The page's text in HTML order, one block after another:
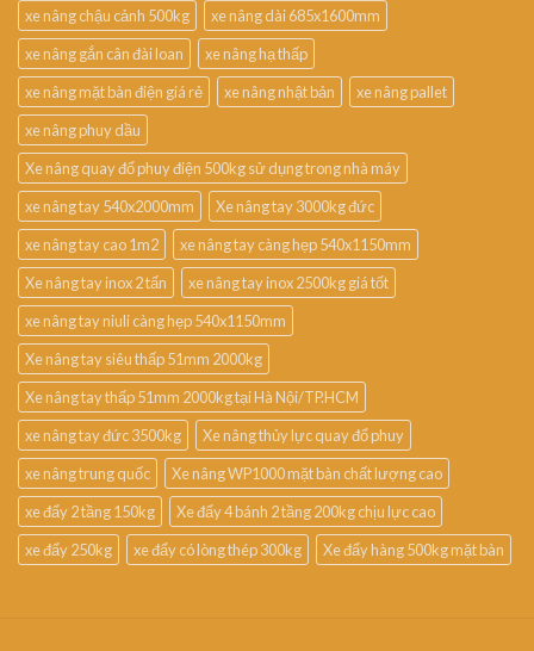
xe nâng chậu cảnh 500kg
xe nâng dài 685x1600mm
xe nâng gắn cân đài loan
xe nâng hạ thấp
xe nâng mặt bàn điện giá rẻ
xe nâng nhật bản
xe nâng pallet
xe nâng phuy dầu
Xe nâng quay đổ phuy điện 500kg sử dụng trong nhà máy
xe nâng tay 540x2000mm
Xe nâng tay 3000kg đức
xe nâng tay cao 1m2
xe nâng tay càng hẹp 540x1150mm
Xe nâng tay inox 2 tấn
xe nâng tay inox 2500kg giá tốt
xe nâng tay niuli càng hẹp 540x1150mm
Xe nâng tay siêu thấp 51mm 2000kg
Xe nâng tay thấp 51mm 2000kg tại Hà Nội/TP.HCM
xe nâng tay đức 3500kg
Xe nâng thủy lực quay đổ phuy
xe nâng trung quốc
Xe nâng WP1000 mặt bàn chất lượng cao
xe đẩy 2 tầng 150kg
Xe đẩy 4 bánh 2 tầng 200kg chịu lực cao
xe đẩy 250kg
xe đẩy có lòng thép 300kg Xe đẩy hàng 500kg mặt bàn